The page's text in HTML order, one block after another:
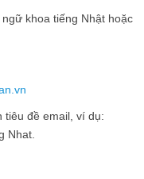
khoa tiếng Nhật hoặc
tiêu đề email, ví dụ:
Nhat.